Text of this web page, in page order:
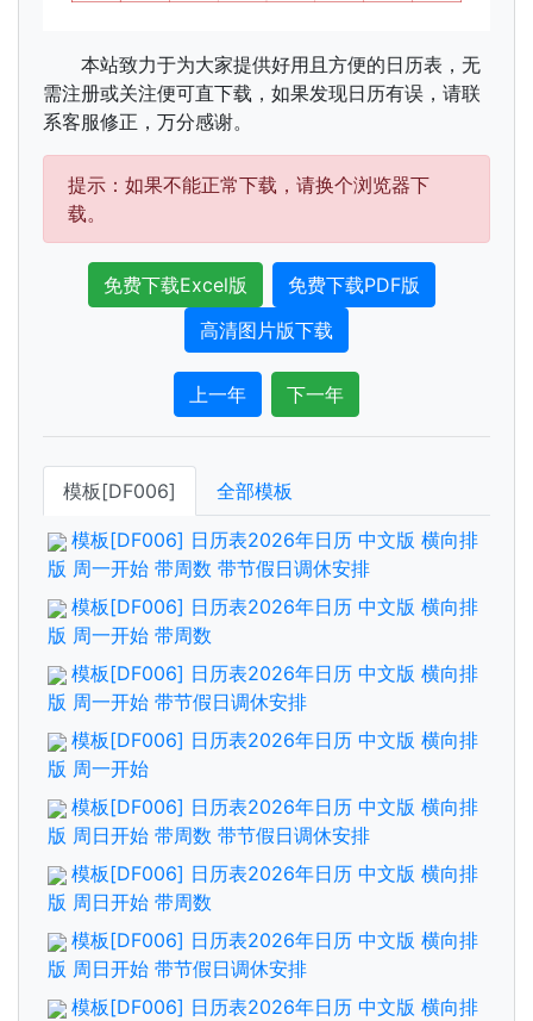
本站致力于为大家提供好用且方便的日历表，无
需注册或关注便可直下载，如果发现日历有误，请联
系客服修正，万分感谢。
提示：如果不能正常下载，请换个浏览器下
载。
免费下载Excel版
免费下载PDF版
高清图片版下载
上一年 下一年
模板[DF006] 全部模板
模板[DF006] 日历表2026年日历 中文版 横向排
版 周一开始 带周数 带节假日调休安排
模板[DF006] 日历表2026年日历 中文版 横向排
版 周一开始 带周数
模板[DF006] 日历表2026年日历 中文版 横向排
版 周一开始 带节假日调休安排
模板[DF006] 日历表2026年日历 中文版 横向排
版 周一开始
模板[DF006] 日历表2026年日历 中文版 横向排
版 周日开始 带周数 带节假日调休安排
模板[DF006] 日历表2026年日历 中文版 横向排
版 周日开始 带周数
模板[DF006] 日历表2026年日历 中文版 横向排
版 周日开始 带节假日调休安排
模板[DF006] 日历表2026年日历 中文版 横向排